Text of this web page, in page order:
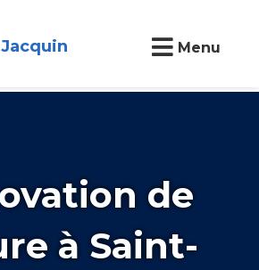
Menu
de
à Saint-